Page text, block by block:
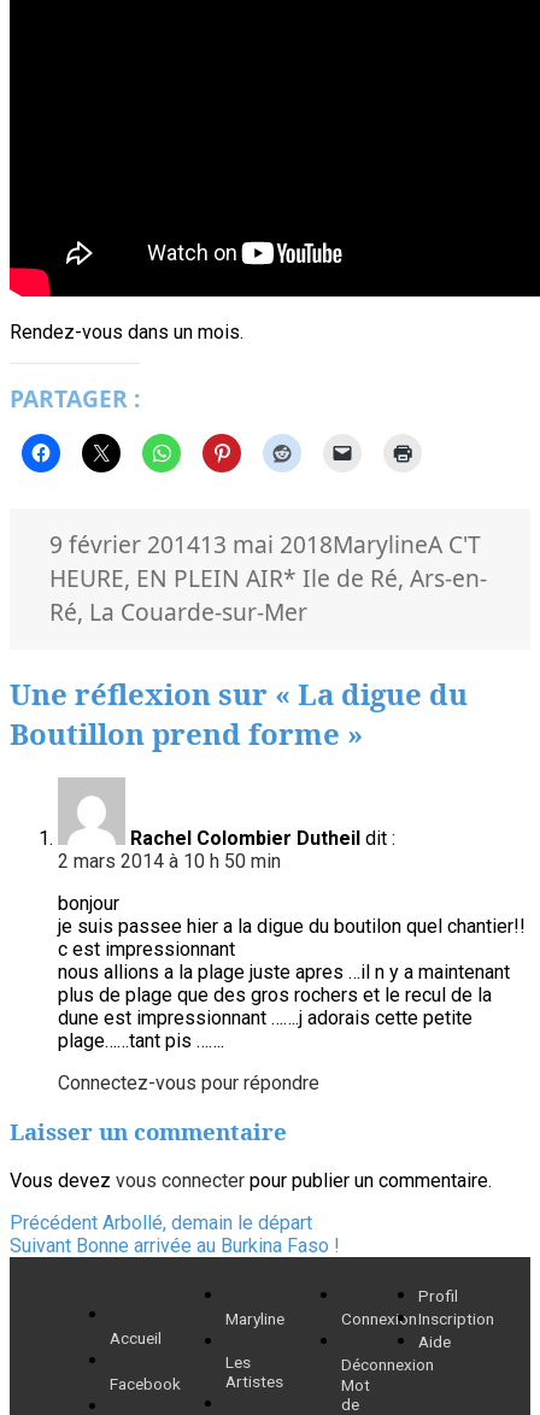
Rendez-vous dans un mois.
PARTAGER :
Publié
le
9 février 201413 mai 2018Auteur
MarylineA C'T
HEURE, EN PLEIN AIRMots-
clés
* Ile de Ré,Ars-en-
Ré, La Couarde-sur-Mer
Une réflexion sur « La digue du
Boutillon prend forme »
Rachel Colombier Dutheil dit :
2 mars 2014 à 10 h 50 min
bonjour
je suis passee hier a la digue du boutilon quel chantier!!
c est impressionnant
nous allions a la plage juste apres …il n y a maintenant
plus de plage que des gros rochers et le recul de la
dune est impressionnant …….j adorais cette petite
plage……tant pis …….
Connectez-vous pour répondre
Laisser un commentaire
Vous devez vous connecter pour publier un commentaire.
Navigation
de
l’article
Précédent Article
précédent :
Arbollé, demain le départ
Suivant Article
Bonne arrivée au Burkina Faso !
Accueil
Facebook
Maryline
Les
Artistes
Connexion
Déconnexion
Mot
de
Profil
Inscription
Aide